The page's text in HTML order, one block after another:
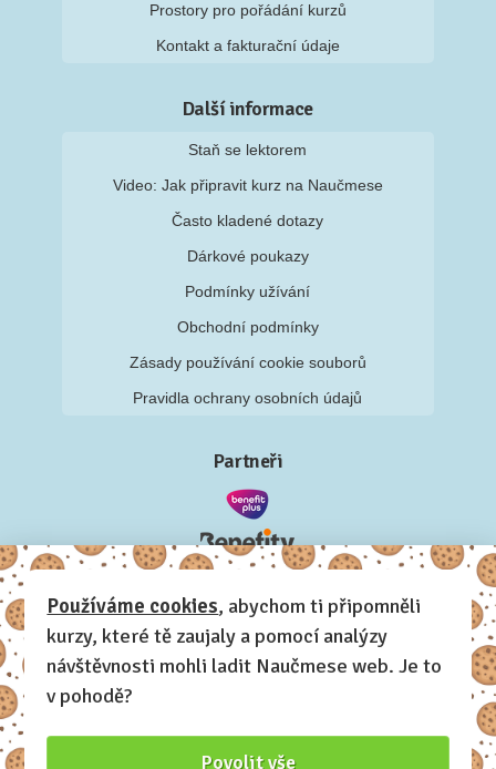
Prostory pro pořádání kurzů
Kontakt a fakturační údaje
Další informace
Staň se lektorem
Video: Jak připravit kurz na Naučmese
Často kladené dotazy
Dárkové poukazy
Podmínky užívání
Obchodní podmínky
Zásady používání cookie souborů
Pravidla ochrany osobních údajů
Partneři
Používáme cookies, abychom ti připomněli
kurzy, které tě zaujaly a pomocí analýzy
návštěvnosti mohli ladit Naučmese web. Je to
v pohodě?
Povolit vše